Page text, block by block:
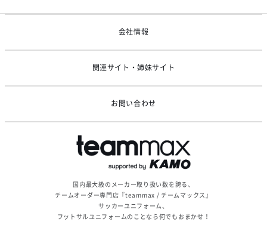
会社情報
関連サイト・姉妹サイト
お問い合わせ
国内最大級のメーカー取り扱い数を誇る、
チームオーダー専門店『teammax / チームマックス』
サッカーユニフォーム、
フットサルユニフォームのことなら何でもおまかせ！